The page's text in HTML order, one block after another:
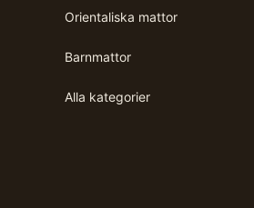
Orientaliska mattor
Barnmattor
Alla kategorier